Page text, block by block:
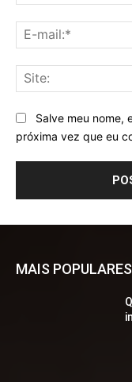
Salve meu nome,
próxima vez que eu
MAIS POPULARES